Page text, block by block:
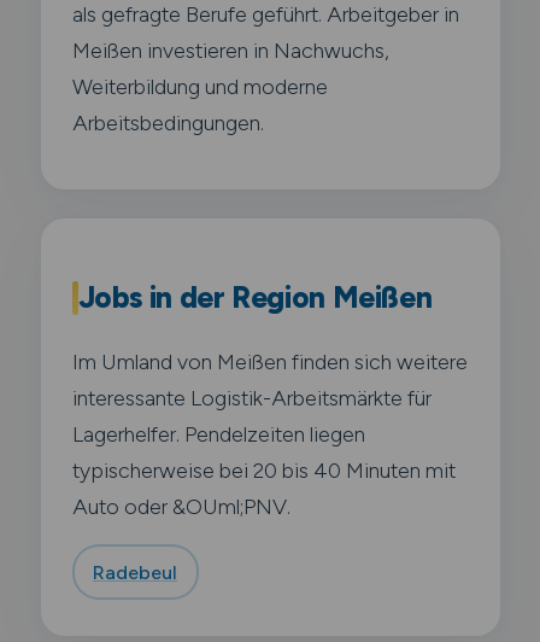
als gefragte Berufe geführt. Arbeitgeber in
Meißen investieren in Nachwuchs,
Weiterbildung und moderne
Arbeitsbedingungen.
Jobs in der Region Meißen
Im Umland von Meißen finden sich weitere
interessante Logistik-Arbeitsmärkte für
Lagerhelfer. Pendelzeiten liegen
typischerweise bei 20 bis 40 Minuten mit
Auto oder &OUml;PNV.
Radebeul